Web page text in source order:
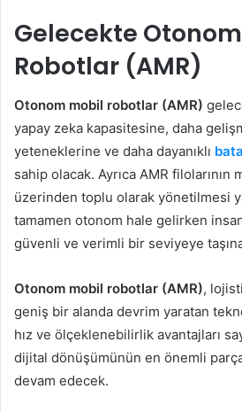
Gelecekte
Robotlar (AMR)
Otonom mobil robotlar (AMR)
yapay zeka kapasitesine, daha
yeteneklerine ve daha dayanıklı
sahip olacak. Ayrıca AMR filolarının
üzerinden toplu olarak yönetilmesi
tamamen otonom hale gelirken
güvenli ve verimli bir seviyeye
Otonom mobil robotlar (AMR),
geniş bir alanda devrim yaratan
hız ve ölçeklenebilirlik avantajları
dijital dönüşümünün en önemli
devam edecek.